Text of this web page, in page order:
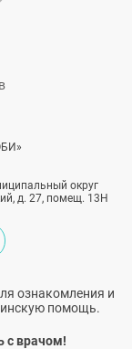
округ
д. 27, помещ. 13Н
ознакомления и
помощь.
с врачом!